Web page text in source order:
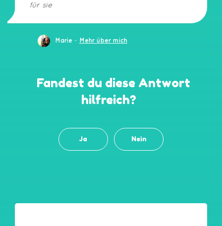
für sie
Marie - Mehr über mich
Fandest du diese Antwort
hilfreich?
Ja Nein